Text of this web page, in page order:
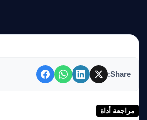
Share:
مراجعة أداة